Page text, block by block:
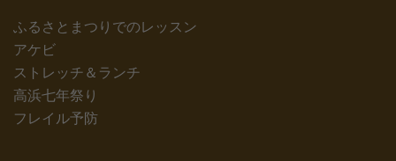
ふるさとまつりでのレッスン
アケビ
ストレッチ＆ランチ
高浜七年祭り
フレイル予防